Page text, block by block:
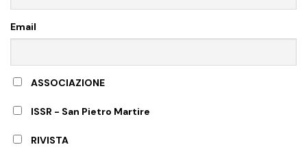
Email
ASSOCIAZIONE
ISSR - San Pietro Martire
RIVISTA